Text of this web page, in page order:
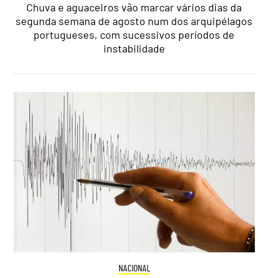
Chuva e aguaceiros vão marcar vários dias da
segunda semana de agosto num dos arquipélagos
portugueses, com sucessivos períodos de
instabilidade
NACIONAL